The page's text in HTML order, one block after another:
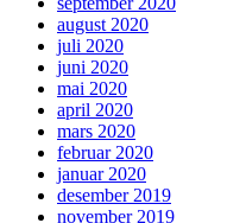
august 2020
juli 2020
juni 2020
mai 2020
april 2020
mars 2020
februar 2020
januar 2020
desember 2019
november 2019